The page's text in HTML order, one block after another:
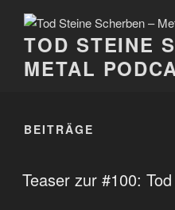
Inhalt
springenTOD STEINE
METAL
BEITRÄGE
Teaser zur #100: